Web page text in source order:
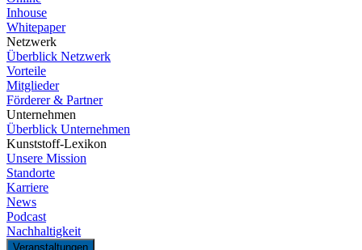
Inhouse
Whitepaper
Netzwerk
Überblick Netzwerk
Vorteile
Mitglieder
Förderer & Partner
Unternehmen
Überblick Unternehmen
Kunststoff-Lexikon
Unsere Mission
Standorte
Karriere
News
Podcast
Nachhaltigkeit
Veranstaltungen